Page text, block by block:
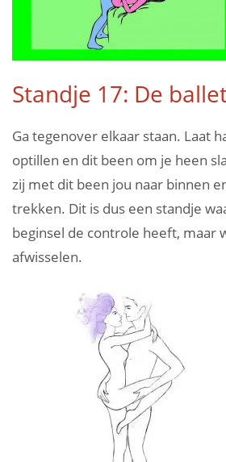
Standje 17: De
Ga tegenover elkaar staan. Laat
optillen en dit been om je heen
zij met dit been jou naar binnen
trekken. Dit is dus een standje
beginsel de controle heeft, maar
afwisselen.